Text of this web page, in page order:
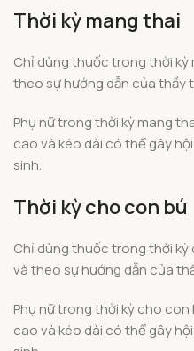
Thời kỳ mang thai
Chỉ dùng thuốc trong thời
theo sự hướng dẫn của thầy
Phụ nữ trong thời kỳ mang
cao và kéo dài có thể gây
sinh.
Thời kỳ cho con bú
Chỉ dùng thuốc trong thời
và theo sự hướng dẫn của
Phụ nữ trong thời kỳ cho con
cao và kéo dài có thể gây